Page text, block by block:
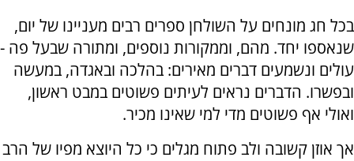
בכל חג מונחים על השולחן ספרים רבים מעניינו של יום,
שנאספו יחד. מהם, וממקורות נוספים, ומתורה שבעל פה -
עולים ונשמעים דברים מאירים: בהלכה ובאגדה, במעשה
ובפשרו. הדברים נראים לעיתים פשוטים במבט ראשון,
ואולי אף פשוטים מדי למי שאינו מכיר.
אך אוזן קשובה ולב פתוח מגלים כי כל היוצא מפיו של הרב